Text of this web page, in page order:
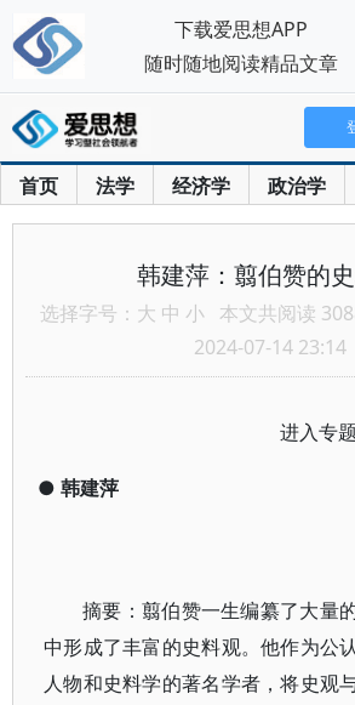
首页 法学 经济学 政治学
韩建萍：翦伯赞的
选择字号： 大 中 小 本文共阅读
2024-07-14 23:14
进入专
● 韩建萍
摘要：翦伯赞一生编纂了大量
中形成了丰富的史料观。他作为公
人物和史料学的著名学者，将史观
下载爱思想APP
随时随地阅读精品文章